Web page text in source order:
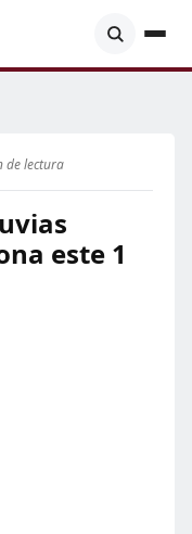
de lectura
este 1